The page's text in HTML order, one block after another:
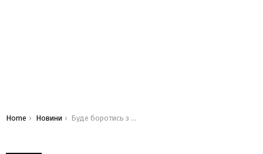
You are here:
Home Новини Буде боротись з банкрутством: Fisker зупиняє виробництво електромобілів на півтора місяця